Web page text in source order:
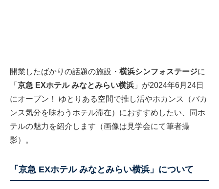
開業したばかりの話題の施設・ 横浜シンフォステージに
「 京急 EXホテル みなとみらい横浜 」が2024年6月24日
にオープン！ ゆとりある空間で推し活やホカンス（バカ
ンス気分を味わうホテル滞在）におすすめしたい、同ホ
テルの魅力を紹介します（画像は見学会にて筆者撮
影）。
「京急 EXホテル みなとみらい横浜」について